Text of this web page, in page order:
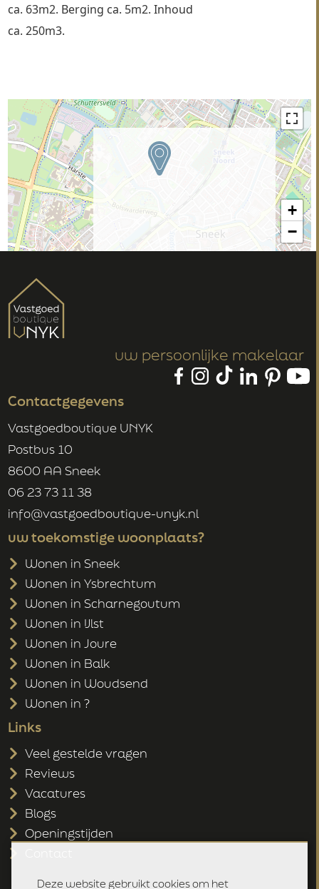
ca. 63m2. Berging ca. 5m2. Inhoud
ca. 250m3.
+
−
uw persoonlijke makelaar
Contactgegevens
Vastgoedboutique UNYK
Postbus 10
8600 AA Sneek
06 23 73 11 38
info@vastgoedboutique-unyk.nl
uw toekomstige woonplaats?
Wonen in Sneek
Wonen in Ysbrechtum
Wonen in Scharnegoutum
Wonen in IJlst
Wonen in Joure
Wonen in Balk
Wonen in Woudsend
Wonen in ?
Links
Veel gestelde vragen
Reviews
Vacatures
Blogs
Openingstijden
Deze website gebruikt cookies om het